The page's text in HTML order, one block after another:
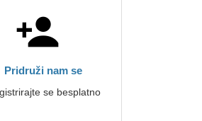
Pridruži nam se
se besplatno